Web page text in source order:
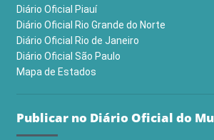
Diário Oficial Piauí
Diário Oficial Rio Grande do Norte
Diário Oficial Rio de Janeiro
Diário Oficial São Paulo
Mapa de Estados
Publicar no Diário Oficial do